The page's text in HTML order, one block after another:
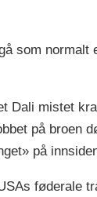
som
Dali mistet
på broen
på
føderale